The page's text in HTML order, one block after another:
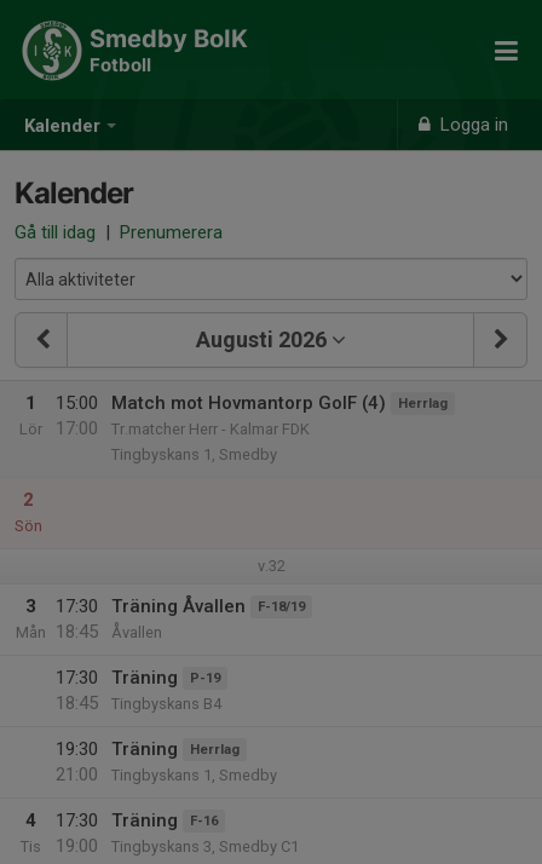
Kalender Logga in
Smedby BoIK
Fotboll
Kalender
Gå till idag | Prenumerera
Augusti 2026
1
Lör
15:00
17:00
Match mot Hovmantorp GoIF (4) Herrlag
Tr.matcher Herr - Kalmar FDK
Tingbyskans 1, Smedby
2
Sön
v.32
3
Mån
17:30
18:45
Träning Åvallen F-18/19
Åvallen
17:30
18:45
Träning P-19
Tingbyskans B4
19:30
21:00
Träning Herrlag
Tingbyskans 1, Smedby
4
Tis
17:30
19:00
Träning F-16
Tingbyskans 3, Smedby C1